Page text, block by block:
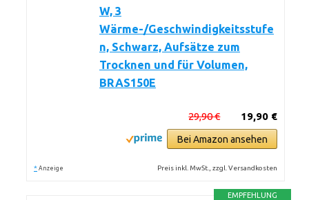
W, 3
Wärme-/Geschwindigkeitsstufe
n, Schwarz, Aufsätze zum
Trocknen und für Volumen,
BRAS150E
19,90 €
29,90 €
Bei Amazon ansehen
* Anzeige Preis inkl. MwSt., zzgl. Versandkosten
EMPFEHLUNG